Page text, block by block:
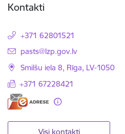
Kontakti
+371 62801521
E-pasts:
pasts@lzp.gov.lv
Smilšu iela 8, Rīga, LV-1050
+371 67228421
Visi kontakti